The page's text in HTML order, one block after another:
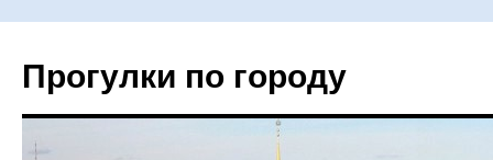
Прогулки по городу